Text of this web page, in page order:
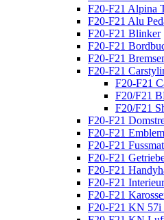
F20-F21 Alpina
F20-F21 Alu
F20-F21 Blinker
F20-F21
F20-F21
F20-F21
F20-F21
F20/F21
F20/F21
F20-F21
F20-F21
F20-F21
F20-F21
F20-F21
F20-F21 Interieur
F20-F21
F20-F21 KN 57i